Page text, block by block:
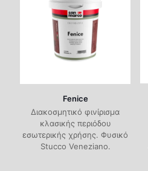
Fenice
Διακοσμητικό φινίρισμα
κλασικής περιόδου
εσωτερικής χρήσης. Φυσικό
Stucco Veneziano.